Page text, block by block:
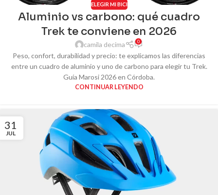
ELEGIR MI BICI
Aluminio vs carbono: qué cuadro
Trek te conviene en 2026
camila decima 0
Peso, confort, durabilidad y precio: te explicamos las diferencias
entre un cuadro de aluminio y uno de carbono para elegir tu Trek.
Guía Marosi 2026 en Córdoba.
CONTINUAR LEYENDO
31
JUL